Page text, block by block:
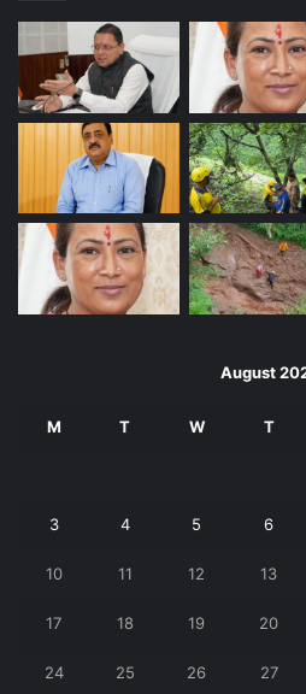
August
M T W T
3 4 5 6
10 11 12 13
17 18 19 20
24 25 26 27